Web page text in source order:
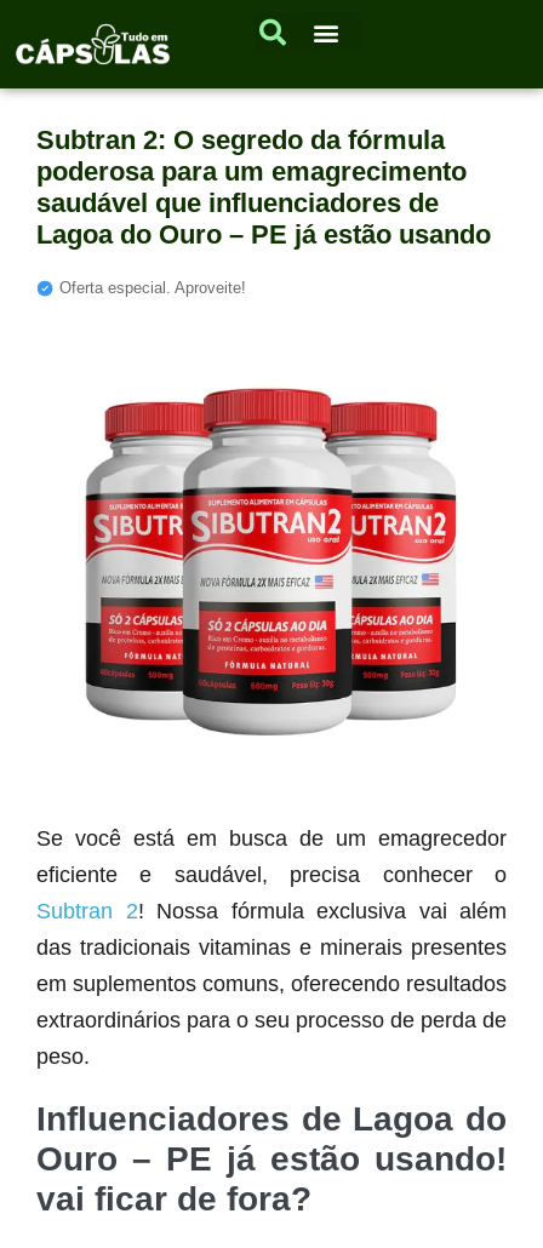
Subtran 2: O segredo da fórmula
poderosa para um emagrecimento
saudável que influenciadores de
Lagoa do Ouro – PE já estão usando
Oferta especial. Aproveite!
Se você está em busca de um emagrecedor
eficiente e saudável, precisa conhecer o
Subtran 2! Nossa fórmula exclusiva vai além
das tradicionais vitaminas e minerais presentes
em suplementos comuns, oferecendo resultados
extraordinários para o seu processo de perda de
peso.
Influenciadores de Lagoa do
Ouro – PE já estão usando!
vai ficar de fora?